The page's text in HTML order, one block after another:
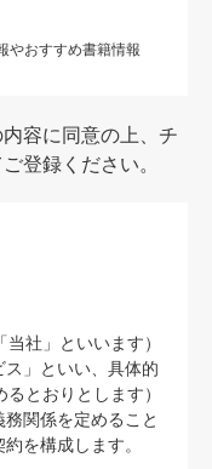
やおすすめ書籍情報
容に同意の上、チ
登録ください。
社」といいます）
」といい、具体的
とおりとします）
関係を定めること
を構成します。